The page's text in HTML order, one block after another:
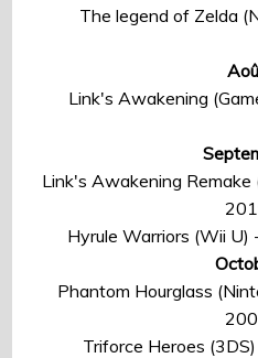
The legend of Zelda
Link's Awakening
Link's Awakening
Hyrule Warriors (Wii
Phantom Hourglass
Triforce Heroes